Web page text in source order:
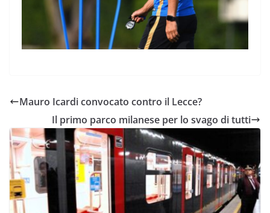
Mauro Icardi convocato contro il Lecce?
Il primo parco milanese per lo svago di tutti